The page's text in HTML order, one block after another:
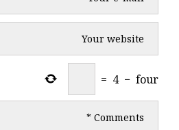
four
−
4
=